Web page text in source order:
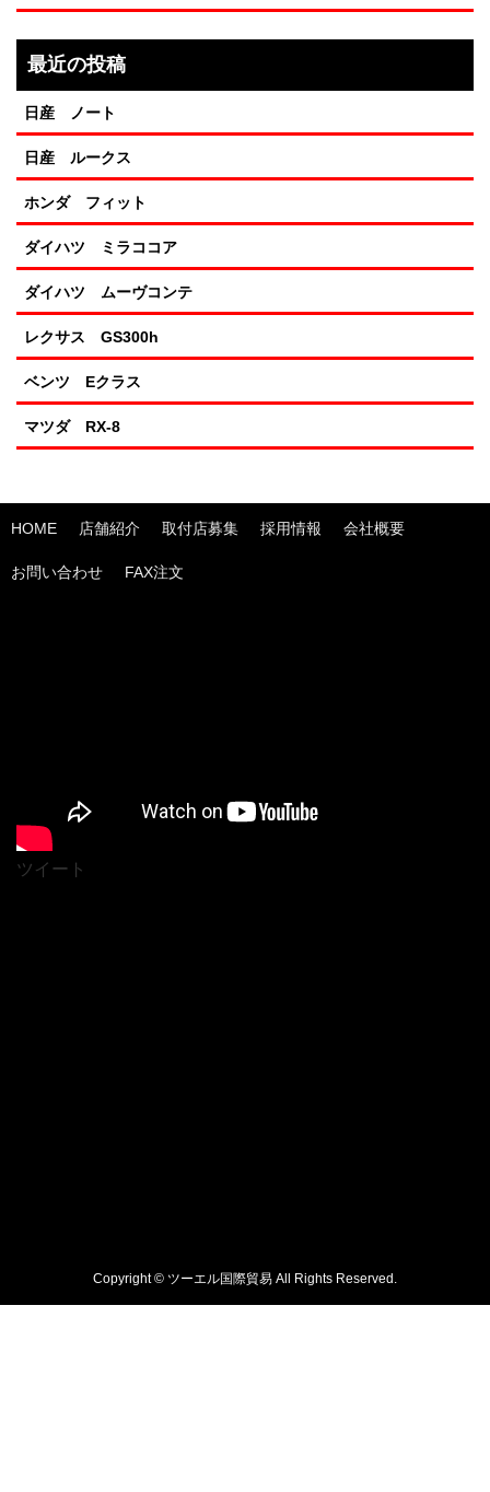
最近の投稿
日産 ノート
日産 ルークス
ホンダ フィット
ダイハツ ミラココア
ダイハツ ムーヴコンテ
レクサス GS300h
ベンツ Eクラス
マツダ RX-8
HOME 店舗紹介 取付店募集 採用情報 会社概要
お問い合わせ FAX注文
ツイート
Copyright © ツーエル国際貿易 All Rights Reserved.